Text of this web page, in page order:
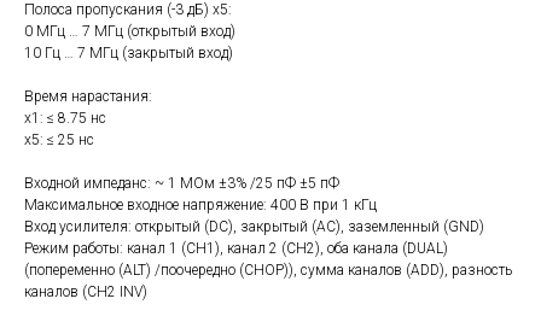
Полоса пропускания (-3 дБ) х5:
0 МГц … 7 МГц (открытый вход)
10 Гц … 7 МГц (закрытый вход)
Время нарастания:
х1: ≤ 8.75 нс
х5: ≤ 25 нс
Входной импеданс: ~ 1 МОм ±3% /25 пФ ±5 пФ
Максимальное входное напряжение: 400 В при 1 кГц
Вход усилителя: открытый (DC), закрытый (АС), заземленный (GND)
Режим работы: канал 1 (CH1), канал 2 (CH2), оба канала (DUAL)
(попеременно (ALT) /поочередно (CHOP)), сумма каналов (ADD), разность
каналов (CH2 INV)